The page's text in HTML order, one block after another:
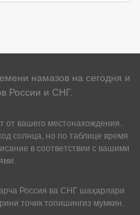
намазов на сегодня и
России и СНГ.
от вашего местонахождения.
солнца, но по таблице время
в соответствии с вашими
Россия ва СНГ шаҳарлари
точик топишингиз мумкин.